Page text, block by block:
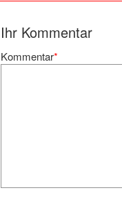
Ihr Kommentar
Kommentar*